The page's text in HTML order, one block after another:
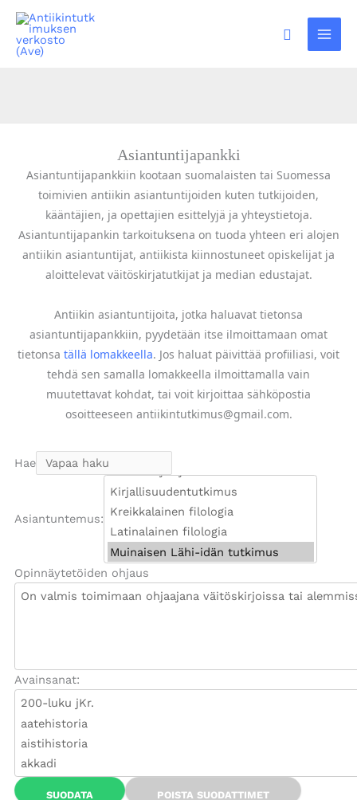
Siirry
sisältöön
Hae
Asiantuntijapankki
Asiantuntijapankkiin kootaan suomalaisten tai Suomessa
toimivien antiikin asiantuntijoiden kuten tutkijoiden,
kääntäjien, ja opettajien esittelyjä ja yhteystietoja.
Asiantuntijapankin tarkoituksena on tuoda yhteen eri alojen
antiikin asiantuntijat, antiikista kiinnostuneet opiskelijat ja
aloittelevat väitöskirjatutkijat ja median edustajat.
Antiikin asiantuntijoita, jotka haluavat tietonsa
asiantuntijapankkiin, pyydetään itse ilmoittamaan omat
tietonsa tällä lomakkeella. Jos haluat päivittää profiiliasi, voit
tehdä sen samalla lomakkeella ilmoittamalla vain
muutettavat kohdat, tai voit kirjoittaa sähköpostia
osoitteeseen antiikintutkimus@gmail.com.
Hae
Asiantuntemus:
Opinnäytetöiden ohjaus
Avainsanat: